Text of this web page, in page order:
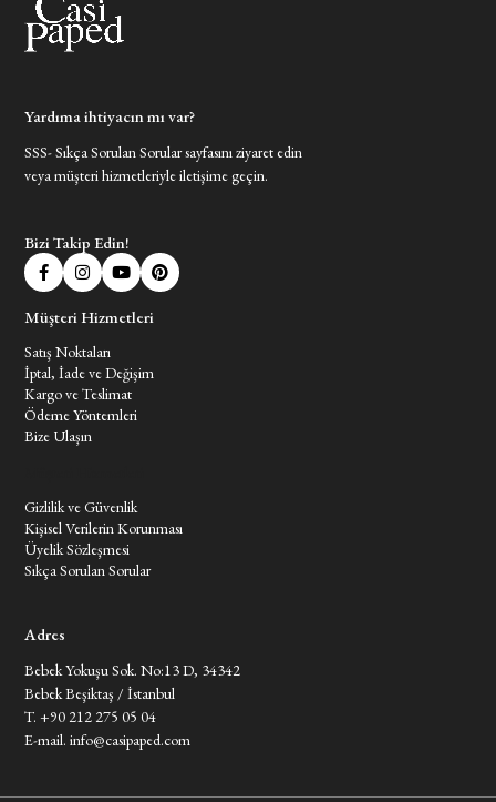
Yardıma ihtiyacın mı var?
SSS- Sıkça Sorulan Sorular sayfasını ziyaret edin
veya müşteri hizmetleriyle iletişime geçin.
Bizi Takip Edin!
Müşteri Hizmetleri
Satış Noktaları
İptal, İade ve Değişim
Kargo ve Teslimat
Ödeme Yöntemleri
Bize Ulaşın
Gizlilik ve Güvenlik
Kişisel Verilerin Korunması
Üyelik Sözleşmesi
Sıkça Sorulan Sorular
Adres
Bebek Yokuşu Sok. No:13 D, 34342
Bebek Beşiktaş / İstanbul
T. +90 212 275 05 04
E-mail.info@casipaped.com